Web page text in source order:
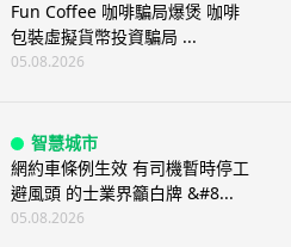
Fun Coffee 咖啡騙局爆煲 咖啡
包裝虛擬貨幣投資騙局 ...
05.08.2026
智慧城市
網約車條例生效 有司機暫時停工
避風頭 的士業界籲白牌 &#8...
05.08.2026